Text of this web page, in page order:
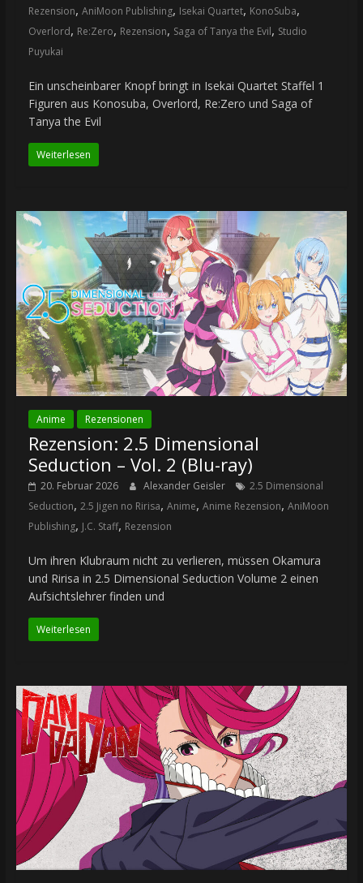
Rezension, AniMoon Publishing, Isekai Quartet, KonoSuba,
Overlord, Re:Zero, Rezension, Saga of Tanya the Evil, Studio
Puyukai
Ein unscheinbarer Knopf bringt in Isekai Quartet Staffel 1
Figuren aus Konosuba, Overlord, Re:Zero und Saga of
Tanya the Evil
Weiterlesen
Anime Rezensionen
Rezension: 2.5 Dimensional
Seduction – Vol. 2 (Blu-ray)
20. Februar 2026 Alexander Geisler
2.5 Dimensional
Seduction, 2.5 Jigen no Ririsa, Anime, Anime Rezension, AniMoon
Publishing, J.C. Staff, Rezension
Um ihren Klubraum nicht zu verlieren, müssen Okamura
und Ririsa in 2.5 Dimensional Seduction Volume 2 einen
Aufsichtslehrer finden und
Weiterlesen